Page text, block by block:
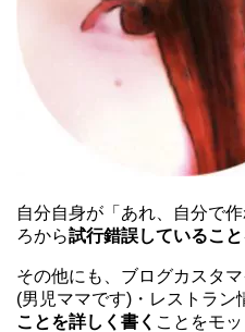
自分自身が「あれ、自分で
ろから試行錯誤しているこ
その他にも、ブログカスタ
(男児ママです)・レストラン
ことを詳しく書く ことをモ